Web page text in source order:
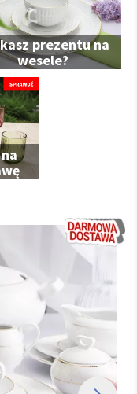
prezentu na
wesele?